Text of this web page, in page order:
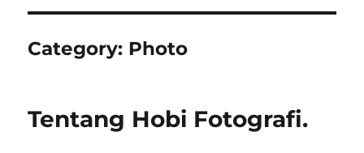
Category: Photo
Tentang Hobi Fotografi.